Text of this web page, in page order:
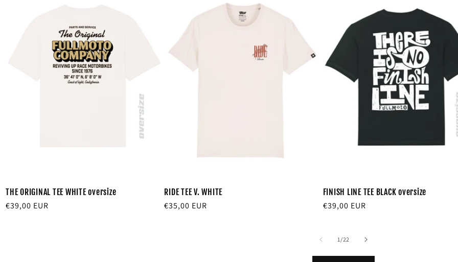
THE ORIGINAL TEE WHITE oversize
Precio
€39,00 EUR
RIDE TEE V. WHITE
Precio
€35,00 EUR
FINISH LINE TEE BLACK oversize
Precio
€39,00 EUR
1/de
22